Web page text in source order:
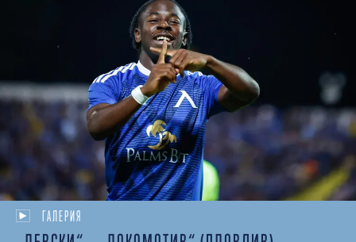
ГАЛЕРИЯ